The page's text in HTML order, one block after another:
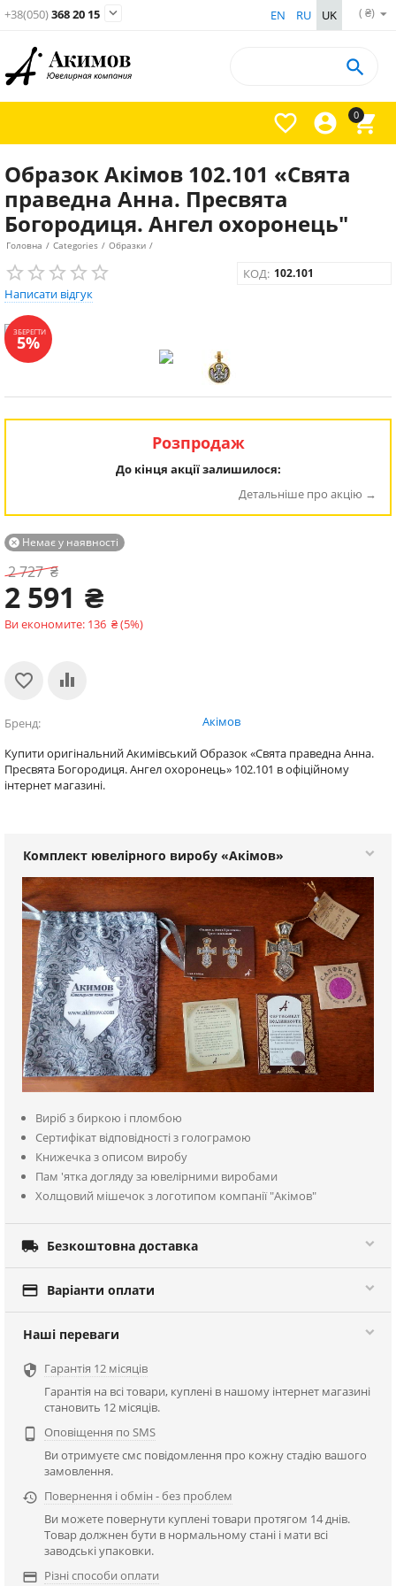
( ₴)
EN RU UK
+38(050)368 20 15 
0




Образок Акімов 102.101 «Свята
праведна Анна. Пресвята
Богородиця. Ангел охоронець"
Головна / Categories / Образки /
Написати відгук
КОД: 102.101
ЗБЕРЕГТИ
5%
Розпродаж
До кінця акції залишилося:
Детальніше про акцію
Немає у наявності

2 727₴
2 591 ₴
Ви економите: 136 ₴(5%)
Бренд Акімов
Купити оригінальний Акимівський Образок «Свята праведна Анна.
Пресвята Богородиця. Ангел охоронець» 102.101 в офіційному
інтернет магазині.
Комплект ювелірного виробу «Акімов»
Виріб з биркою і пломбою
Сертифікат відповідності з голограмою
Книжечка з описом виробу
Пам 'ятка догляду за ювелірними виробами
Холщовий мішечок з логотипом компанії "Акімов"
 Безкоштовна доставка
 Варіанти оплати
Наші переваги
 Гарантія 12 місяців
Гарантія на всі товари, куплені в нашому інтернет магазині
становить 12 місяців.

Оповіщення по SMS
Ви отримуєте смс повідомлення про кожну стадію вашого
замовлення.
 Повернення і обмін - без проблем
Ви можете повернути куплені товари протягом 14 днів.
Товар должнен бути в нормальному стані і мати всі
заводські упаковки.
 Різні способи оплати